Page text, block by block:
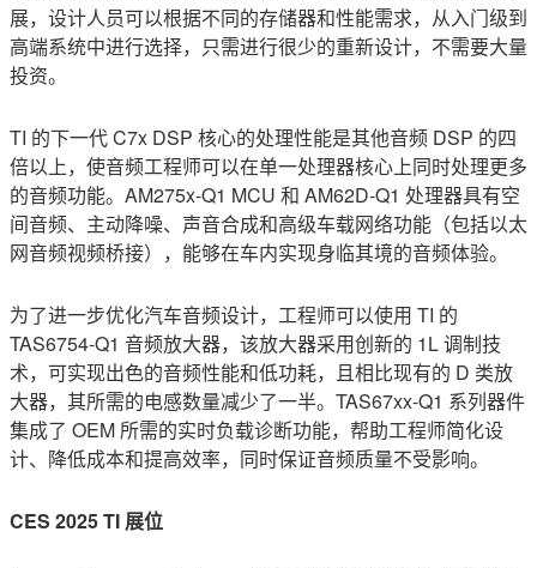
展，设计人员可以根据不同的存储器和性能需求，从入门级到
高端系统中进行选择，只需进行很少的重新设计，不需要大量
投资。
TI 的下一代 C7x DSP 核心的处理性能是其他音频 DSP 的四
倍以上，使音频工程师可以在单一处理器核心上同时处理更多
的音频功能。AM275x-Q1 MCU 和 AM62D-Q1 处理器具有空
间音频、主动降噪、声音合成和高级车载网络功能（包括以太
网音频视频桥接），能够在车内实现身临其境的音频体验。
为了进一步优化汽车音频设计，工程师可以使用 TI 的
TAS6754-Q1 音频放大器，该放大器采用创新的 1L 调制技
术，可实现出色的音频性能和低功耗，且相比现有的 D 类放
大器，其所需的电感数量减少了一半。TAS67xx-Q1 系列器件
集成了 OEM 所需的实时负载诊断功能，帮助工程师简化设
计、降低成本和提高效率，同时保证音频质量不受影响。
CES 2025 TI 展位